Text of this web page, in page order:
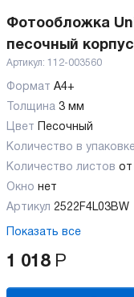
Фотообложка
песочный корпус
Артикул: 112-003560
Формат А4+
Толщина 3 мм
Цвет
Песочный
Количество в
Количество листов от
Окно нет
Артикул 2522F4L03BW
Показать все
1 018 Р